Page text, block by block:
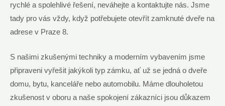
rychlé a spolehlivé ​řešení, neváhejte a kontaktujte nás. Jsme
⁤tady pro vás ‍vždy,⁣ když potřebujete otevřít zamknuté​ dveře⁣ na‍
adrese‌ v Praze 8.
S našimi zkušenými techniky⁢ a moderním vybavením ​jsme
připraveni⁣ vyřešit jakýkoli typ zámku, ať⁣ už se⁤ jedná⁤ o⁢ dveře
⁢domu, bytu, kanceláře nebo automobilu. Máme dlouholetou
zkušenost v oboru‌ a naše ⁢spokojení zákazníci jsou důkazem